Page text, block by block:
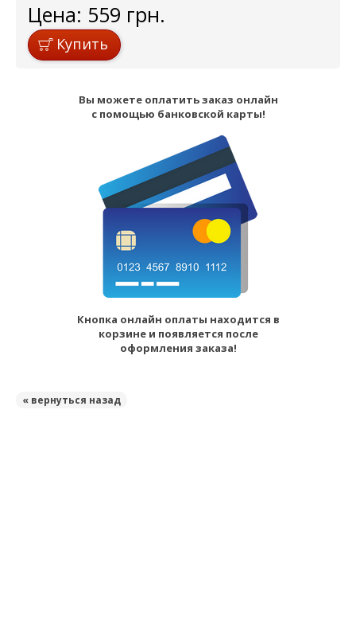
Цена: 559 грн.
Купить
Вы можете оплатить заказ онлайн
с помощью банковской карты!
Кнопка онлайн оплаты находится в
корзине и появляется после
оформления заказа!
« вернуться назад